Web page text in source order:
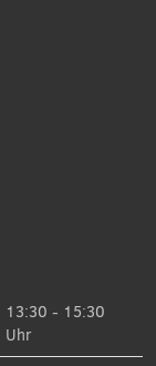
13:30 - 15:30
Uhr